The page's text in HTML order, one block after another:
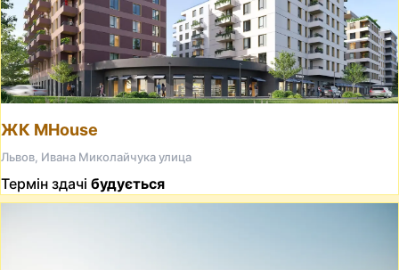
ЖК MHouse
Львов, Ивана Миколайчука улица
Термін здачі будується